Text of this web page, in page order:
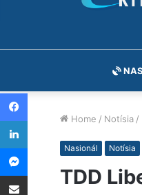
Home / Notísia /
Nasionál Notísia
TDD
Facebook
LinkedIn
Messenger